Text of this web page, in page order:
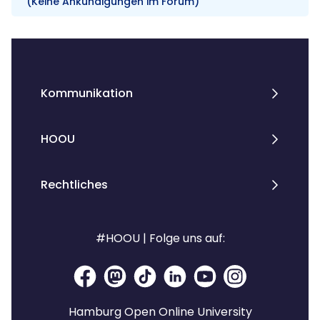
Kommunikation
HOOU
Rechtliches
#HOOU | Folge uns auf:
Hamburg Open Online University